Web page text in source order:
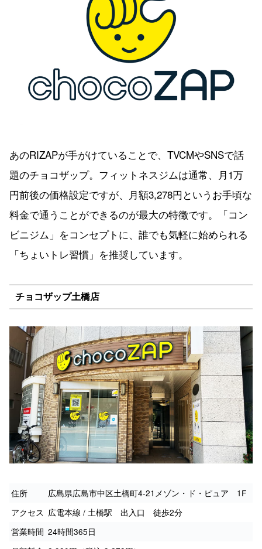
あのRIZAPが手がけていることで、TVCMやSNSで話
題のチョコザップ。フィットネスジムは通常、月1万
円前後の価格設定ですが、月額3,278円というお手頃な
料金で通うことができるのが最大の特徴です。「コン
ビニジム」をコンセプトに、誰でも気軽に始められる
「ちょいトレ習慣」を推奨しています。
チョコザップ土橋店
住所
広島県広島市中区土橋町4-21メゾン・ド・ピュア 1F
アクセス 広電本線 / 土橋駅 出入口 徒歩2分
営業時間 24時間365日